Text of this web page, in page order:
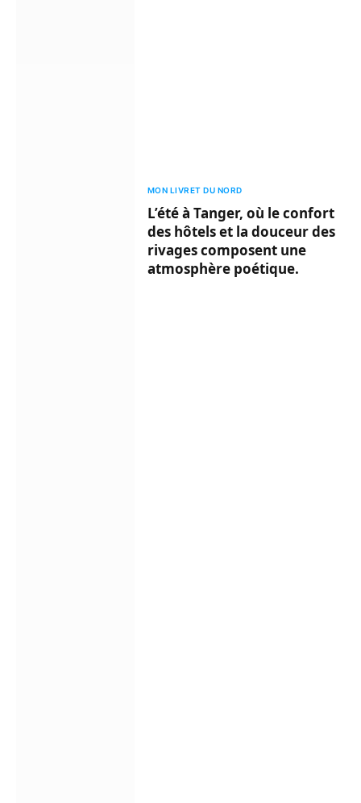
MON LIVRET DU NORD
L’été à Tanger, où le confort
des hôtels et la douceur des
rivages composent une
atmosphère poétique.